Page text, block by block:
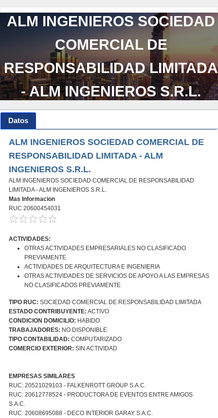
ALM INGENIEROS SOCIEDAD
COMERCIAL DE
RESPONSABILIDAD LIMITADA
- ALM INGENIEROS S.R.L.
Datos
ALM INGENIEROS SOCIEDAD COMERCIAL DE
RESPONSABILIDAD LIMITADA - ALM
INGENIEROS S.R.L.
ALM INGENIEROS SOCIEDAD COMERCIAL DE RESPONSABILIDAD
LIMITADA - ALM INGENIEROS S.R.L.
Mas Informacion
RUC 20600454031
ACTIVIDADES:
OTRAS ACTIVIDADES EMPRESARIALES NO CLASIFICADO
PREVIAMENTE
ACTIVIDADES DE ARQUITECTURA E INGENIERIA
OTRAS ACTIVIDADES DE SERVICIOS DE APOYO A LAS EMPRESAS
NO CLASIFICADOS PREVIAMENTE
TIPO RUC: SOCIEDAD COMERCIAL DE RESPONSABILIDAD LIMITADA
ESTADO CONTRIBUYENTE: ACTIVO
CONDICION DOMICILIO: HABIDO
TRABAJADORES: NO DISPONIBLE
TIPO CONTABILIDAD: COMPUTARIZADO
COMERCIO EXTERIOR: SIN ACTIVIDAD
EMPRESAS SIMILARES
RUC: 20521029103 - FALKENROTT GROUP S.A.C.
RUC: 20612778524 - PRODUCTORA DE EVENTOS ENTRE AMIGOS
S.A.C.
RUC: 20608695088 - DECO INTERIOR GARAY S.A.C.